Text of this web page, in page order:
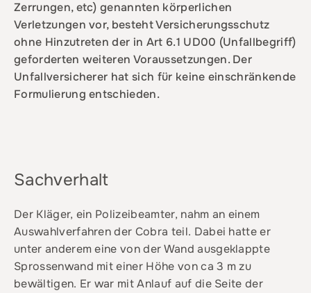
Zerrungen, etc) genannten körperlichen
Verletzungen vor, besteht Versicherungsschutz
ohne Hinzutreten der in Art 6.1 UD00 (Unfallbegriff)
geforderten weiteren Voraussetzungen. Der
Unfallversicherer hat sich für keine einschränkende
Formulierung entschieden.
Sachverhalt
Der Kläger, ein Polizeibeamter, nahm an einem
Auswahlverfahren der Cobra teil. Dabei hatte er
unter anderem eine von der Wand ausgeklappte
Sprossenwand mit einer Höhe von ca 3 m zu
bewältigen. Er war mit Anlauf auf die Seite der